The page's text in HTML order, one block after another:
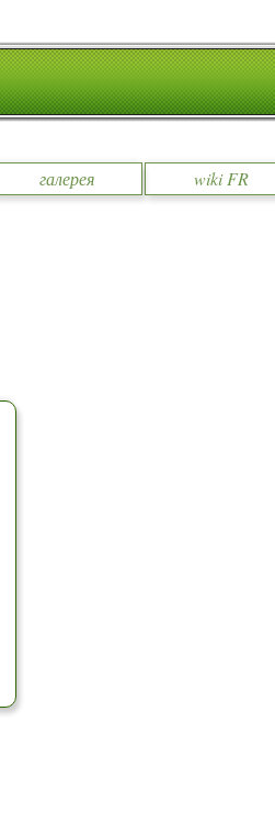
галерея wiki FR